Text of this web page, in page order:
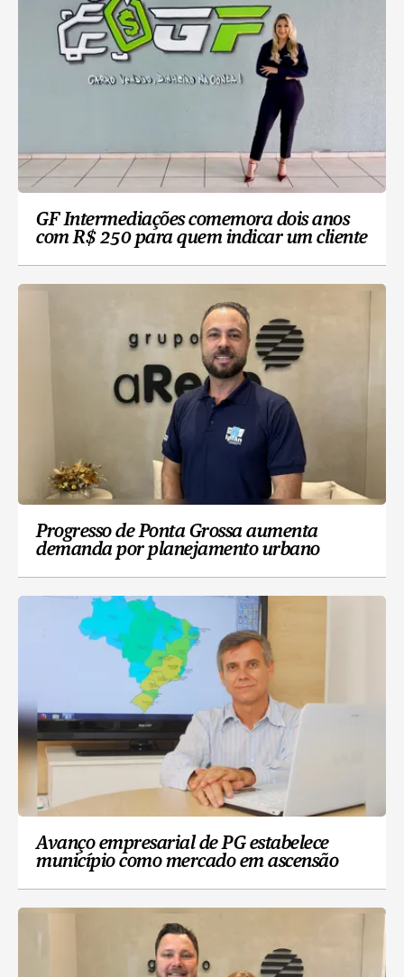
GF Intermediações comemora dois anos
com R$ 250 para quem indicar um cliente
Progresso de Ponta Grossa aumenta
demanda por planejamento urbano
Avanço empresarial de PG estabelece
município como mercado em ascensão